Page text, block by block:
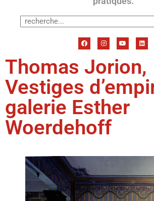
Thomas Jorion,
Vestiges
galerie Esther
Woerdehoff